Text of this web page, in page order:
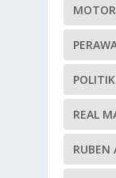
POLITIK
REAL
RUBEN